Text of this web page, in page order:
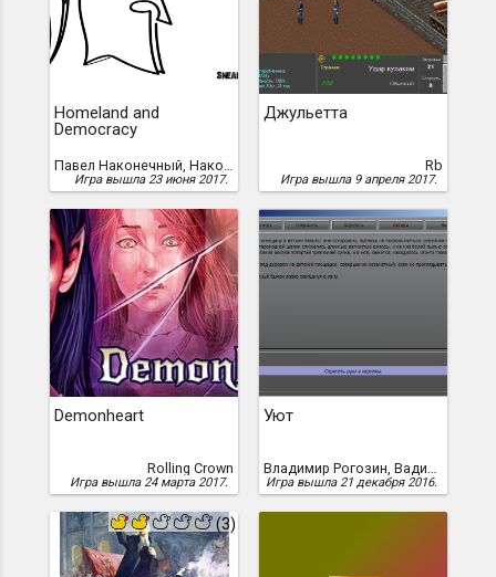
Homeland and
Democracy
Павел Наконечный, Наконечный, Павел
Игра вышла 23 июня 2017.
Джульетта
Rb
Игра вышла 9 апреля 2017.
Demonheart
Rolling Crown
Игра вышла 24 марта 2017.
Уют
Владимир Рогозин, Вадим Герман, Владимир Рогозин, Аля Чадская, Ирина Лютикова
Игра вышла 21 декабря 2016.
(3)